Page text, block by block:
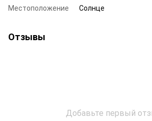
Местоположение
Солнце
Отзывы
Добавьте первый